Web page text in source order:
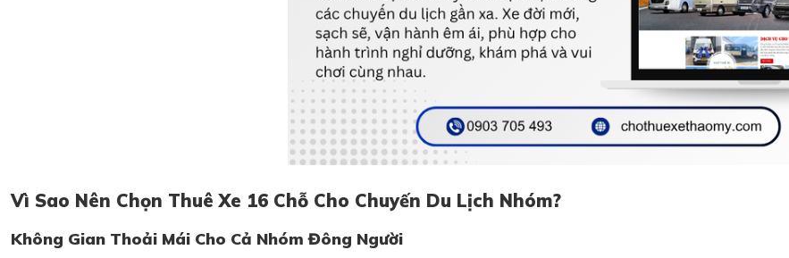
Vì Sao Nên Chọn Thuê Xe 16 Chỗ Cho Chuyến Du Lịch Nhóm?
Không Gian Thoải Mái Cho Cả Nhóm Đông Người